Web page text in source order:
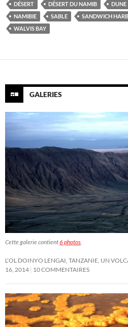
DÉSERT DÉSERT DU NAMIB DUNE
NAMIBIE
SABLE SANDWICH
WALVIS BAY
GALERIES
Cette galerie contient6 photos.
L’OL DOINYO LENGAI, TANZANIE, UN
16, 2014 10 COMMENTAIRES